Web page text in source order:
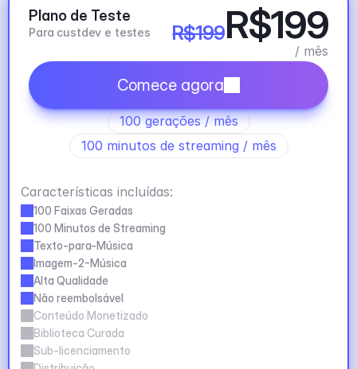
Plano de Teste
Para custdev e testes R$199R$199
/ mês
Comece agora
100 gerações / mês
100 minutos de streaming / mês
Características incluídas:
100 Faixas Geradas
100 Minutos de Streaming
Texto-para-Música
Imagem-2-Música
Alta Qualidade
Não reembolsável
Conteúdo Monetizado
Biblioteca Curada
Sub-licenciamento